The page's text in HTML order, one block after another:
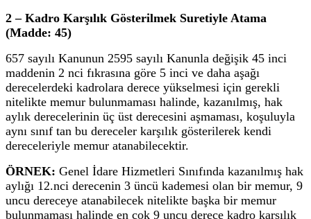
2 – Kadro Karşılık Gösterilmek Suretiyle Atama
(Madde: 45)
657 sayılı Kanunun 2595 sayılı Kanunla değişik 45 inci
maddenin 2 nci fıkrasına göre 5 inci ve daha aşağı
derecelerdeki kadrolara derece yükselmesi için gerekli
nitelikte memur bulunmaması halinde, kazanılmış, hak
aylık derecelerinin üç üst derecesini aşmaması, koşuluyla
aynı sınıf tan bu dereceler karşılık gösterilerek kendi
dereceleriyle memur atanabilecektir.
ÖRNEK: Genel İdare Hizmetleri Sınıfında kazanılmış hak
aylığı 12.nci derecenin 3 üncü kademesi olan bir memur, 9
uncu dereceye atanabilecek nitelikte başka bir memur
bulunmaması halinde en çok 9 uncu derece kadro karşılık